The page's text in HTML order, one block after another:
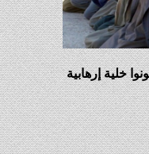
كونوا خلية إرهابية